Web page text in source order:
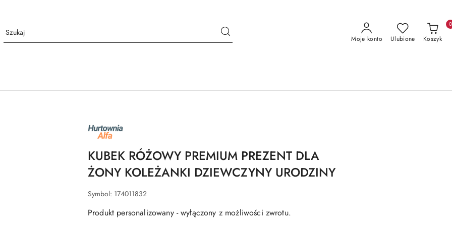
Moje konto Ulubione Koszyk
0
NAZWA
PRODUCENTA:
ALFA
KUBEK RÓŻOWY PREMIUM PREZENT DLA
ŻONY KOLEŻANKI DZIEWCZYNY URODZINY
Symbol: 174011832
Produkt personalizowany - wyłączony z możliwości zwrotu.